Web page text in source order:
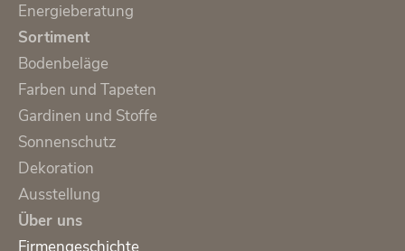
Energieberatung
Sortiment
Bodenbeläge
Farben und Tapeten
Gardinen und Stoffe
Sonnenschutz
Dekoration
Ausstellung
Über uns